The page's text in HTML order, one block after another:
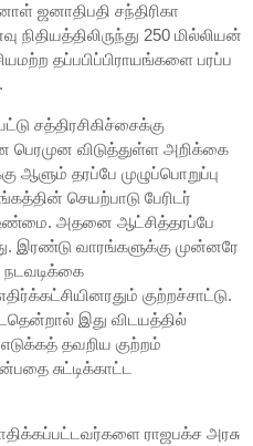
ஜனாதிபதி சந்திரிகா
250 மில்லியன்
தப்பபிப்பிராயங்களை பரப்ப
சத்திரசிகிச்சைக்கு
பெரமுன விடுத்துள்ள அறிக்கை
ஆளும் தரப்பே முழுப்பொறுப்பு
செயற்பாடு பேரிடர்
உண்மை. அதனை ஆட்சித்தரப்பே
இரண்டு வாரங்களுக்கு முன்னரே
நடவடிக்கை
குற்றச்சாட்டு.
இது விடயத்தில்
தவறிய குற்றம்
சுட்டிக்காட்ட
ராஜபக்ச அரசு